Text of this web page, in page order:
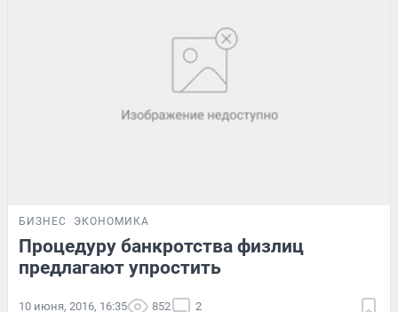
БИЗНЕС ЭКОНОМИКА
Процедуру банкротства физлиц
предлагают упростить
10 июня, 2016, 16:35 852 2